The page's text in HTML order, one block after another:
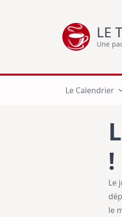
LE
Une
Le Calendrier
!
Le
le